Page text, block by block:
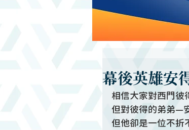
幕後英雄安
相信大家對西門彼
但對彼得的弟弟—
但他卻是一位不折